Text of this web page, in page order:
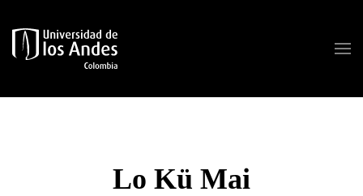
Skip to main content
Lo Kü Mai